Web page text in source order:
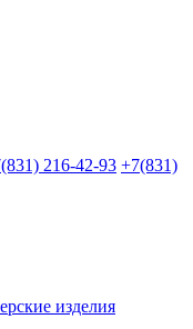
216-42-93 +7(831)
изделия